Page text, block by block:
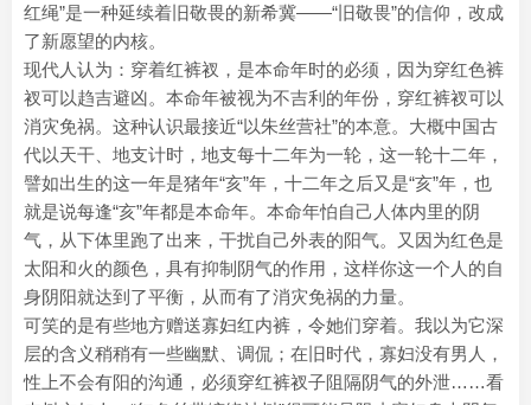
红绳”是一种延续着旧敬畏的新希冀——“旧敬畏”的信仰，改成
了新愿望的内核。
现代人认为：穿着红裤衩，是本命年时的必须，因为穿红色裤
衩可以趋吉避凶。本命年被视为不吉利的年份，穿红裤衩可以
消灾免祸。这种认识最接近“以朱丝营社”的本意。大概中国古
代以天干、地支计时，地支每十二年为一轮，这一轮十二年，
譬如出生的这一年是猪年“亥”年，十二年之后又是“亥”年，也
就是说每逢“亥”年都是本命年。本命年怕自己人体内里的阴
气，从下体里跑了出来，干扰自己外表的阳气。又因为红色是
太阳和火的颜色，具有抑制阴气的作用，这样你这一个人的自
身阴阳就达到了平衡，从而有了消灾免祸的力量。
可笑的是有些地方赠送寡妇红内裤，令她们穿着。我以为它深
层的含义稍稍有一些幽默、调侃；在旧时代，寡妇没有男人，
性上不会有阳的沟通，必须穿红裤衩子阻隔阴气的外泄……看